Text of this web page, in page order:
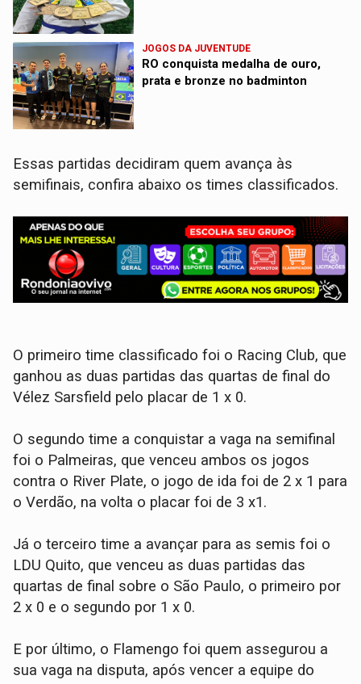
JOGOS DA JUVENTUDE
RO conquista medalha de ouro,
prata e bronze no badminton
Essas partidas decidiram quem avança às
semifinais, confira abaixo os times classificados.
O primeiro time classificado foi o Racing Club, que
ganhou as duas partidas das quartas de final do
Vélez Sarsfield pelo placar de 1 x 0.
O segundo time a conquistar a vaga na semifinal
foi o Palmeiras, que venceu ambos os jogos
contra o River Plate, o jogo de ida foi de 2 x 1 para
o Verdão, na volta o placar foi de 3 x1.
Já o terceiro time a avançar para as semis foi o
LDU Quito, que venceu as duas partidas das
quartas de final sobre o São Paulo, o primeiro por
2 x 0 e o segundo por 1 x 0.
E por último, o Flamengo foi quem assegurou a
sua vaga na disputa, após vencer a equipe do